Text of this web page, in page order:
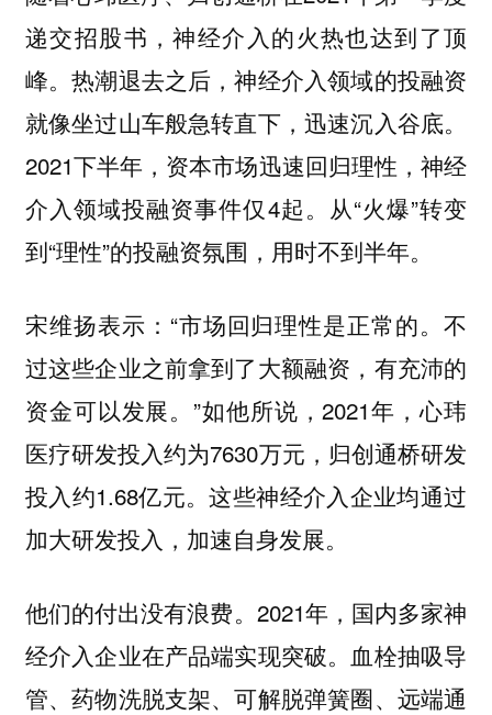
递交招股书，神经介入的火热也达到了顶
峰。热潮退去之后，神经介入领域的投融资
就像坐过山车般急转直下，迅速沉入谷底。
2021下半年，资本市场迅速回归理性，神经
介入领域投融资事件仅4起。从“火爆”转变
到“理性”的投融资氛围，用时不到半年。
宋维扬表示：“市场回归理性是正常的。不
过这些企业之前拿到了大额融资，有充沛的
资金可以发展。”如他所说，2021年，心玮
医疗研发投入约为7630万元，归创通桥研发
投入约1.68亿元。这些神经介入企业均通过
加大研发投入，加速自身发展。
他们的付出没有浪费。2021年，国内多家神
经介入企业在产品端实现突破。血栓抽吸导
管、药物洗脱支架、可解脱弹簧圈、远端通